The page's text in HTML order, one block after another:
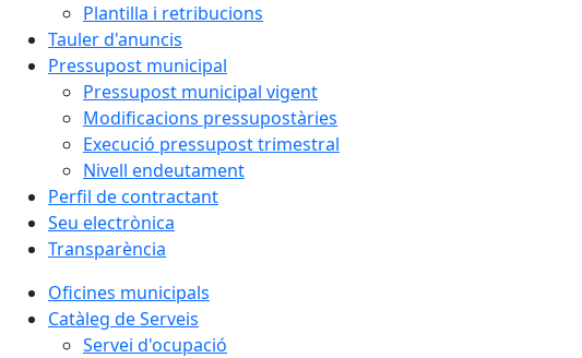
Plantilla i retribucions
Tauler d'anuncis
Pressupost municipal
Pressupost municipal vigent
Modificacions pressupostàries
Execució pressupost trimestral
Nivell endeutament
Perfil de contractant
Seu electrònica
Transparència
Oficines municipals
Catàleg de Serveis
Servei d'ocupació